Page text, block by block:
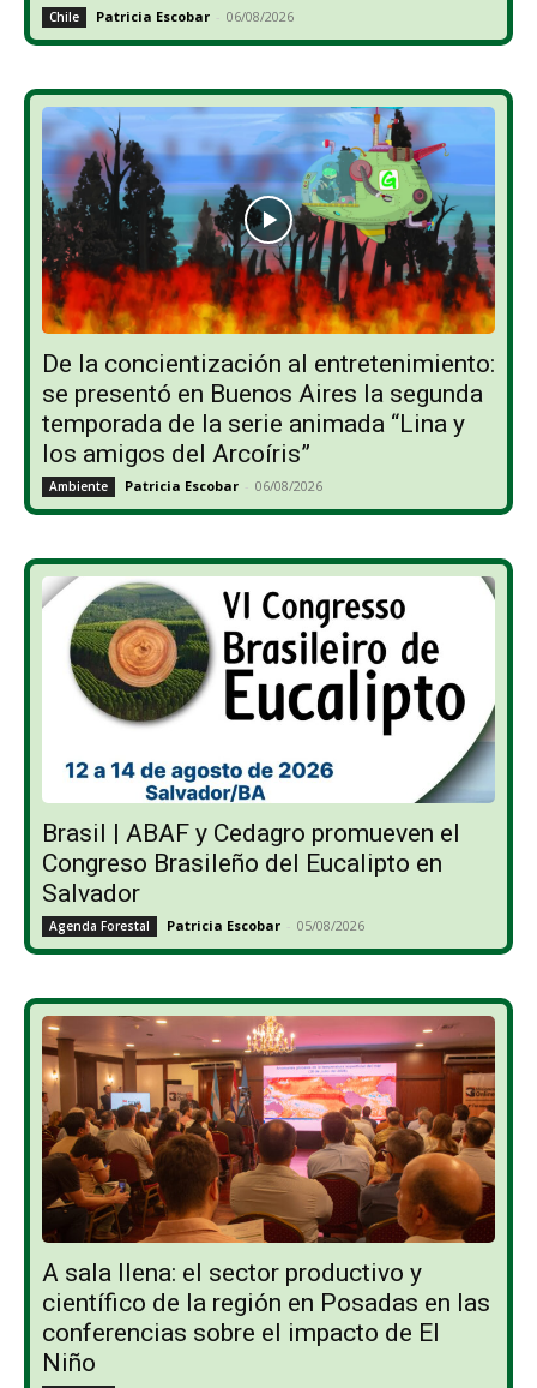
Chile Patricia Escobar - 06/08/2026
De la concientización al entretenimiento:
se presentó en Buenos Aires la segunda
temporada de la serie animada “Lina y
los amigos del Arcoíris”
Ambiente Patricia Escobar - 06/08/2026
Brasil | ABAF y Cedagro promueven el
Congreso Brasileño del Eucalipto en
Salvador
Agenda Forestal Patricia Escobar - 05/08/2026
A sala llena: el sector productivo y
científico de la región en Posadas en las
conferencias sobre el impacto de El
Niño